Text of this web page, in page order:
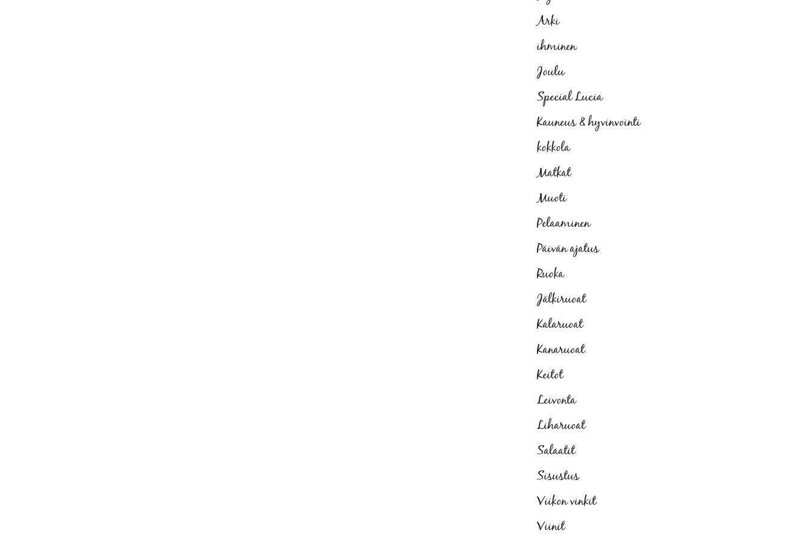
Arki
ihminen
Joulu
Special Lucia
Kauneus & hyvinvointi
kokkola
Matkat
Muoti
Pelaaminen
Päivän ajatus
Ruoka
Jälkiruoat
Kalaruoat
Kanaruoat
Keitot
Leivonta
Liharuoat
Salaatit
Sisustus
Viikon vinkit
Viinit